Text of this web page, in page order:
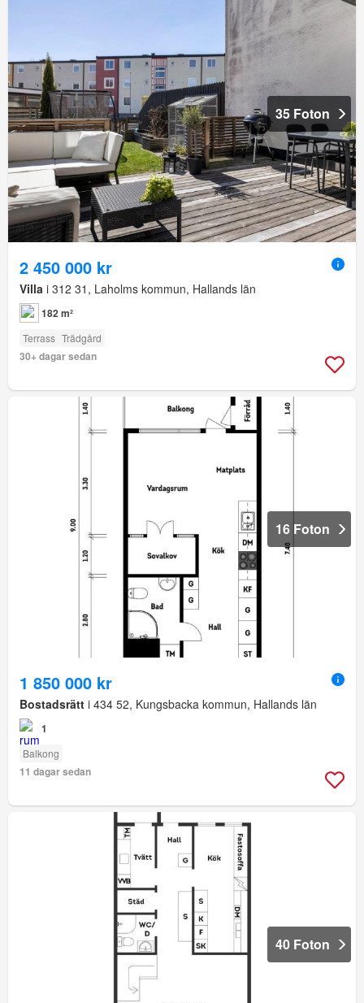
35 Foton
2 450 000 kr
Villa i 312 31, Laholms kommun, Hallands län
182 m²
Terrass Trädgård
30+ dagar sedan
16 Foton
1 850 000 kr
Bostadsrätt i 434 52, Kungsbacka kommun, Hallands län
1
Balkong
11 dagar sedan
40 Foton